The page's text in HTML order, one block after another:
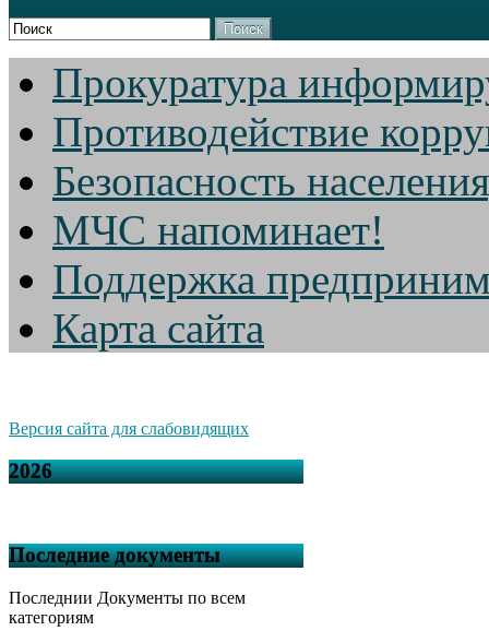
Поиск
Прокуратура
Противодействие
Безопасность
МЧС напоминает!
Поддержка
Карта сайта
Версия сайта для слабовидящих
2026
Последние документы
Последнии Документы по всем
категориям